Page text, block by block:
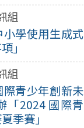
組
學使用生成式
」
組
青少年創新未
「2024 國際青
季賽」